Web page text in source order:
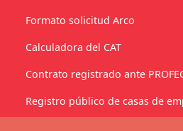
Formato solicitud Arco
Calculadora del CAT
Contrato registrado ante
Registro público de casas de